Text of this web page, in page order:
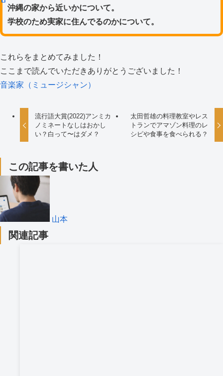
沖縄の家から近いかについて。
学校のため実家に住んでるのかについて。
これらをまとめてみました！
ここまで読んでいただきありがとうございました！
音楽家（ミュージシャン）
流行語大賞(2022)アンミカ
ノミネートなしはおかし
い？白って〜はダメ？
太田哲雄の料理教室やレス
トランでアマゾン料理のレ
シピや食事を食べられる？
この記事を書いた人
山本
関連記事